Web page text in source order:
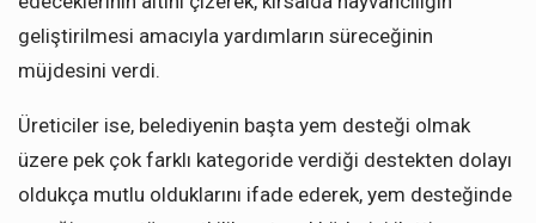
geliştirilmesi amacıyla yardımların süreceğinin
müjdesini verdi.
Üreticiler ise, belediyenin başta yem desteği olmak
üzere pek çok farklı kategoride verdiği destekten dolayı
oldukça mutlu olduklarını ifade ederek, yem desteğinde